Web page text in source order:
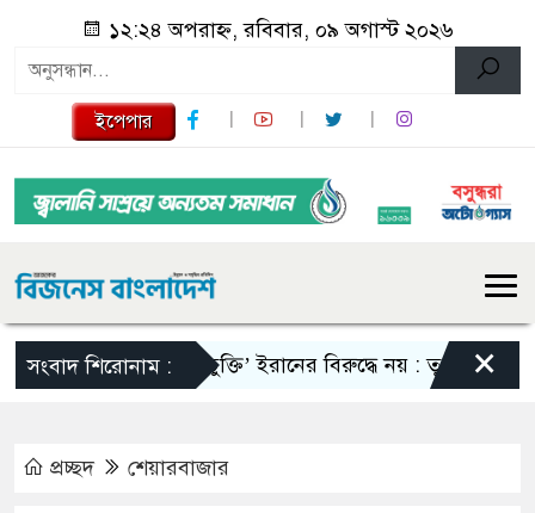
১২:২৪ অপরাহ্ন, রবিবার, ০৯ অগাস্ট ২০২৬
ইপেপার
সংবাদ শিরোনাম :
‘মক্কা চুক্তি’ ইরানের বিরুদ্ধে নয় : তুরস্ক ×
প্রচ্ছদ শেয়ারবাজার